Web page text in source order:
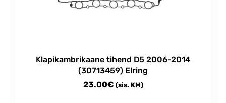
Klapikambrikaane tihend D5 2006-2014
(30713459) Elring
23.00€ (sis. KM)